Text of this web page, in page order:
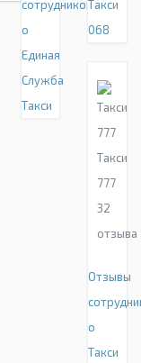
сотрудников
о
Единая
Служба
Такси
Такси
068
Такси
777
32
отзыва
Отзывы
о
Такси